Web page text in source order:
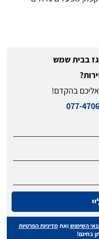
גז בבית שמש
אליכם בהקדם!
077-
השימושואתמדיניות הפרטיות
בחינם!